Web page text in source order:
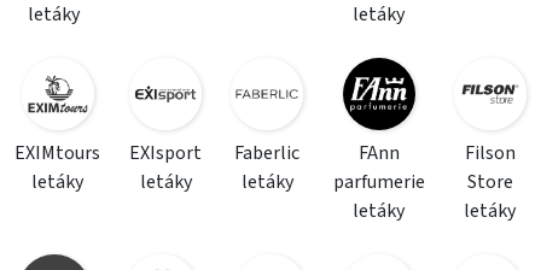
letáky
letáky
EXIMtours
letáky
EXIsport
letáky
Faberlic
letáky
FAnn
parfumerie
letáky
Filson
Store
letáky